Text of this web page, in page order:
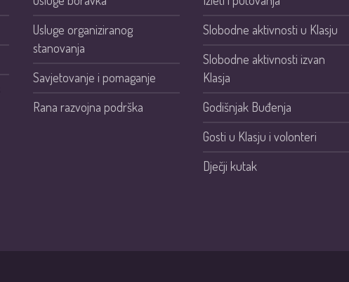
Usluge organiziranog
stanovanja
Savjetovanje i pomaganje
Rana razvojna podrška
Slobodne aktivnosti u Klasju
Slobodne aktivnosti izvan
Klasja
Godišnjak Buđenja
Gosti u Klasju i volonteri
Dječji kutak